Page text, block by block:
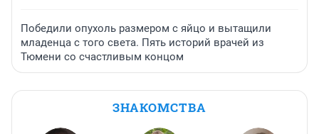
Победили опухоль размером с яйцо и вытащили
младенца с того света. Пять историй врачей из
Тюмени со счастливым концом
ЗНАКОМСТВА